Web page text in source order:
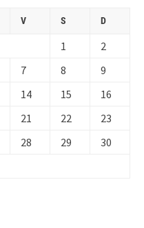
V S D
1
2
7 8
9
14 15
16
21 22
23
28 29
30